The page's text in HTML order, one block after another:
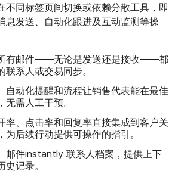
不同标签页间切换或依赖分散工具，即
息发送、自动化跟进及互动监测等操
有邮件——无论是发送还是接收——都
联系人或交易同步。
自动化提醒和流程让销售代表能在最佳
无需人工干预。
率、点击率和回复率直接集成到客户关
为后续行动提供可操作的指引。
邮件instantly 联系人档案，提供上下
记录。